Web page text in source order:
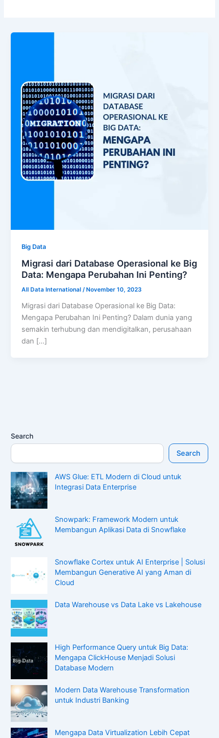
Big Data
Migrasi dari Database Operasional ke Big
Data: Mengapa Perubahan Ini Penting?
All Data International/ November 10, 2023
Migrasi dari Database Operasional ke Big Data:
Mengapa Perubahan Ini Penting? Dalam dunia yang
semakin terhubung dan mendigitalkan, perusahaan
dan […]
Search
Search
AWS Glue: ETL Modern di Cloud untuk
Integrasi Data Enterprise
Snowpark: Framework Modern untuk
Membangun Aplikasi Data di Snowflake
Snowflake Cortex untuk AI Enterprise | Solusi
Membangun Generative AI yang Aman di
Cloud
Data Warehouse vs Data Lake vs Lakehouse
High Performance Query untuk Big Data:
Mengapa ClickHouse Menjadi Solusi
Database Modern
Modern Data Warehouse Transformation
untuk Industri Banking
Mengapa Data Virtualization Lebih Cepat